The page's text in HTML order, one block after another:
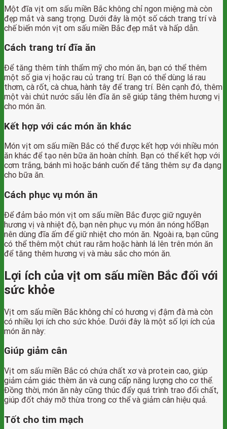
Một đĩa vịt om sấu miền Bắc không chỉ ngon miệng mà còn
đẹp mắt và sang trọng. Dưới đây là một số cách trang trí và
chế biến món vịt om sấu miền Bắc đẹp mắt và hấp dẫn.
Cách trang trí đĩa ăn
Để tăng thêm tính thẩm mỹ cho món ăn, bạn có thể thêm
một số gia vị hoặc rau củ trang trí. Bạn có thể dùng lá rau
thơm, cà rốt, cà chua, hành tây để trang trí. Bên cạnh đó, thêm
một vài chút nước sấu lên đĩa ăn sẽ giúp tăng thêm hương vị
cho món ăn.
Kết hợp với các món ăn khác
Món vịt om sấu miền Bắc có thể được kết hợp với nhiều món
ăn khác để tạo nên bữa ăn hoàn chỉnh. Bạn có thể kết hợp với
cơm trắng, bánh mì hoặc bánh cuốn để tăng thêm sự đa dạng
cho bữa ăn.
Cách phục vụ món ăn
Để đảm bảo món vịt om sấu miền Bắc được giữ nguyên
hương vị và nhiệt độ, bạn nên phục vụ món ăn nóng hổBạn
nên dùng đĩa ấm để giữ nhiệt cho món ăn. Ngoài ra, bạn cũng
có thể thêm một chút rau răm hoặc hành lá lên trên món ăn
để tăng thêm hương vị và màu sắc cho món ăn.
Lợi ích của vịt om sấu miền Bắc đối với
sức khỏe
Vịt om sấu miền Bắc không chỉ có hương vị đậm đà mà còn
có nhiều lợi ích cho sức khỏe. Dưới đây là một số lợi ích của
món ăn này:
Giúp giảm cân
Vịt om sấu miền Bắc có chứa chất xơ và protein cao, giúp
giảm cảm giác thèm ăn và cung cấp năng lượng cho cơ thể.
Đồng thời, món ăn này cũng thúc đẩy quá trình trao đổi chất,
giúp đốt cháy mỡ thừa trong cơ thể và giảm cân hiệu quả.
Tốt cho tim mạch